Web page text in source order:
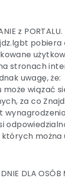
z PORTALU.
stronach
uwagę, że:
wiązać
za co
DLA